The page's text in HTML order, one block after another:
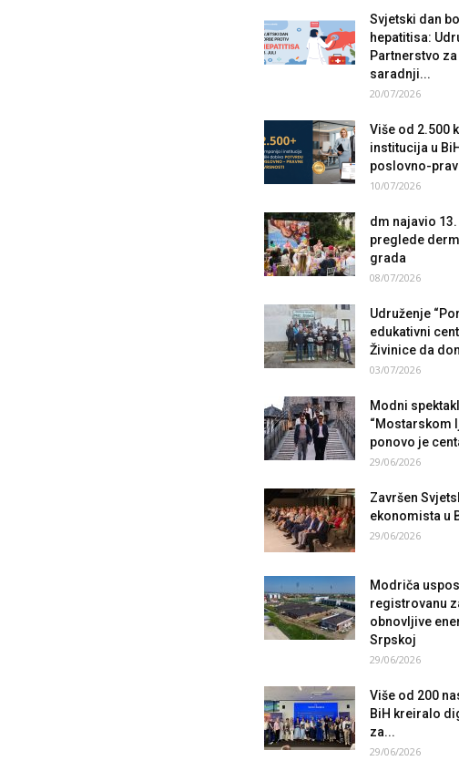
Svjetski dan
hepatitisa:
Partnerstvo
saradnji...
20/07/2026
Više od 2.500
institucija u
poslovno-
10/07/2026
dm najavio
preglede
grada
08/07/2026
Udruženje
edukativni
Živinice da
03/07/2026
Modni
“Mostarskom
ponovo je
29/06/2026
Završen
ekonomista u
29/06/2026
Modriča
registrovanu
obnovljive
Srpskoj
29/06/2026
Više od 200
BiH kreiralo
za...
29/06/2026